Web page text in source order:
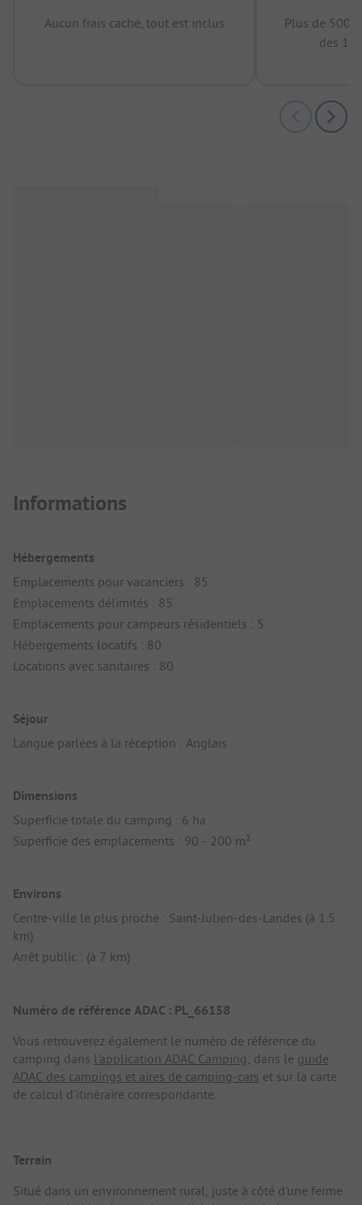
Aucun frais caché, tout est inclus
Plus de
des 12
Informations
Hébergements
Emplacements pour vacanciers : 85
Emplacements délimités : 85
Emplacements pour campeurs résidentiels : 5
Hébergements locatifs : 80
Locations avec sanitaires : 80
Séjour
Langue parlées à la réception : Anglais
Dimensions
Superficie totale du camping : 6 ha
Superficie des emplacements : 90 - 200 m²
Environs
Centre-ville le plus proche : Saint-Julien-des-Landes (à 1.5
km)
Arrêt public : (à 7 km)
Numéro de référence ADAC : PL_66158
Vous retrouverez également le numéro de référence du
camping dans l'application ADAC Camping , dans le guide
ADAC des campings et aires de camping-cars et sur la carte
de calcul d'itinéraire correspondante.
Terrain
Situé dans un environnement rural, juste à côté d'une ferme